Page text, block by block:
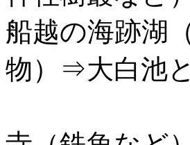
船越の海跡湖
物）⇒大白池
10/26 馬